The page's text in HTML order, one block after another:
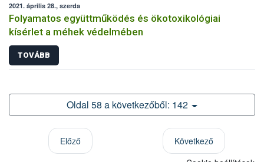
2021. április 28., szerda
Folyamatos együttműködés és ökotoxikológiai
kísérlet a méhek védelmében
TOVÁBB
Oldal 58 a következőből: 142
Előző
Következő